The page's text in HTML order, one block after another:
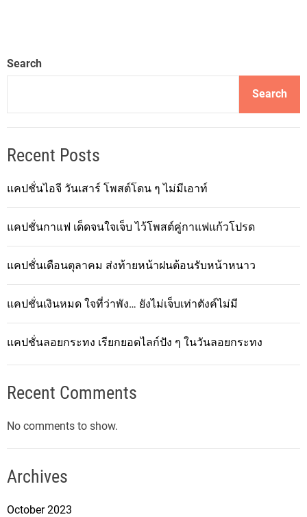
Search
Search
Recent Posts
แคปชั่นไอจี วันเสาร์ โพสต์โดน ๆ ไม่มีเอาท์
แคปชั่นกาแฟ เด็ดจนใจเจ็บ ไว้โพสต์คู่กาแฟแก้วโปรด
แคปชั่นเดือนตุลาคม ส่งท้ายหน้าฝนต้อนรับหน้าหนาว
แคปชั่นเงินหมด ใจที่ว่าพัง… ยังไม่เจ็บเท่าตังค์ไม่มี
แคปชั่นลอยกระทง เรียกยอดไลก์ปัง ๆ ในวันลอยกระทง
Recent Comments
No comments to show.
Archives
October 2023